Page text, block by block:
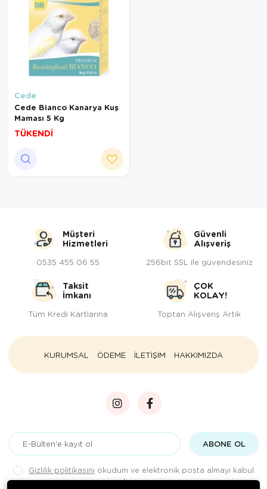
Cede
Cede Bianco Kanarya Kuş
Maması 5 Kg
TÜKENDİ
Müşteri
Hizmetleri
0535 455 06 55
Güvenli
Alışveriş
256bit SSL ile güvendesiniz
Taksit
İmkanı
Tüm Kredi Kartlarına
ÇOK
KOLAY!
Toptan Alışveriş Artık
KURUMSAL ÖDEME İLETİŞİM HAKKIMIZDA
ABONE OL
Gizlilik politikasını okudum ve elektronik posta almayı kabul
ediyorum.